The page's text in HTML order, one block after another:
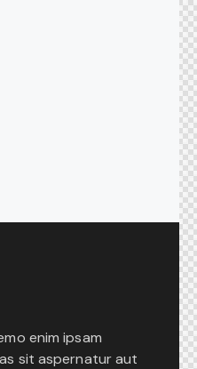
enim ipsam
sit aspernatur aut